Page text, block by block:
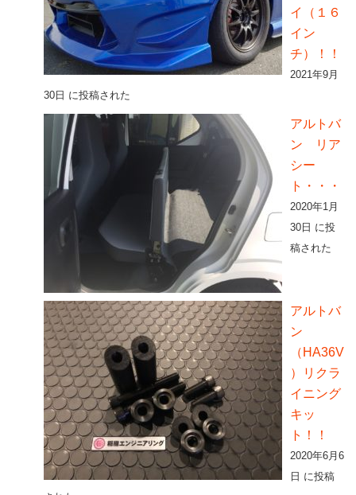
イ（１６
イン
チ）！！
2021年9月
30日 に投稿された
アルトバ
ン リア
シー
ト・・・
2020年1月
30日 に投
稿された
アルトバ
ン
（HA36V
）リクラ
イニング
キッ
ト！！
2020年6月6
日 に投稿